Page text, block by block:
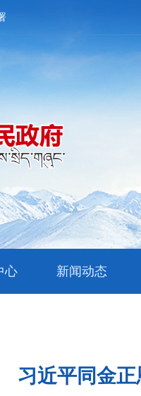
心 新闻动态
习近平同金